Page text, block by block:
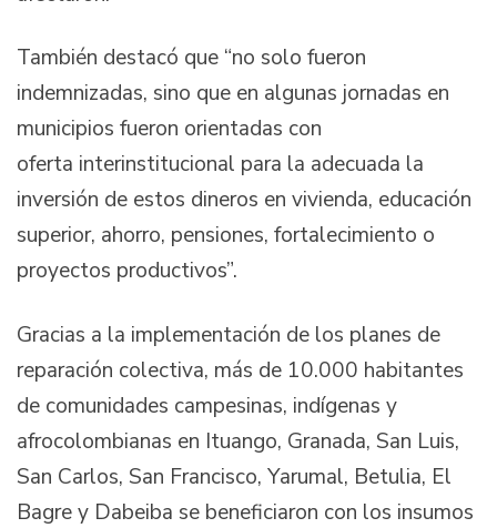
También destacó que “no solo fueron
indemnizadas, sino que en algunas jornadas en
municipios fueron orientadas con
oferta interinstitucional para la adecuada la
inversión de estos dineros en vivienda, educación
superior, ahorro, pensiones, fortalecimiento o
proyectos productivos”.
Gracias a la implementación de los planes de
reparación colectiva, más de 10.000 habitantes
de comunidades campesinas, indígenas y
afrocolombianas en Ituango, Granada, San Luis,
San Carlos, San Francisco, Yarumal, Betulia, El
Bagre y Dabeiba se beneficiaron con los insumos